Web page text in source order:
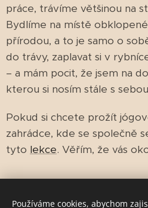
práce, trávíme většinou na
Bydlíme na místě
přírodou, a to je samo o
do trávy, zaplavat si v
– a mám pocit, že jsem na
kterou si nosím stále s
Pokud si chcete prožít
zahrádce, kde se společně
tyto lekce. Věřím, že vás
Používáme cookies, abychom